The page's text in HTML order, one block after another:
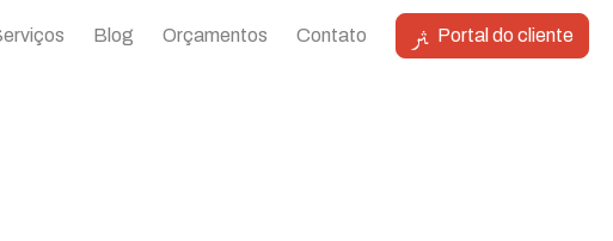
Blog Orçamentos Contato Portal do cliente